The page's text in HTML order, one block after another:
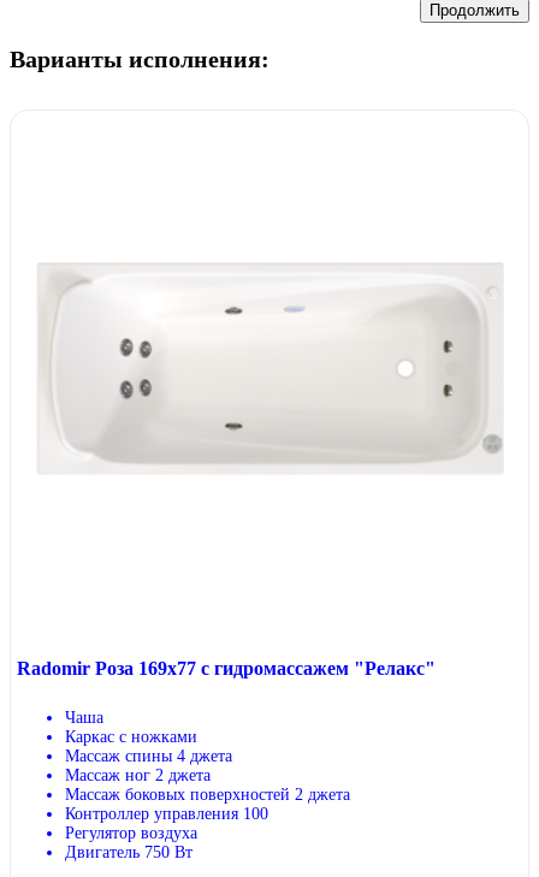
Продолжить
Варианты исполнения:
Radomir Роза 169x77 с гидромассажем "Релакс"
Чаша
Каркас с ножками
Массаж спины 4 джета
Массаж ног 2 джета
Массаж боковых поверхностей 2 джета
Контроллер управления 100
Регулятор воздуха
Двигатель 750 Вт